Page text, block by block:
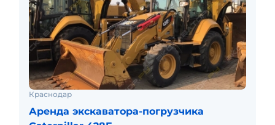
Краснодар
Аренда экскаватора-погрузчика